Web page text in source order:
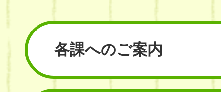
各課へのご案内